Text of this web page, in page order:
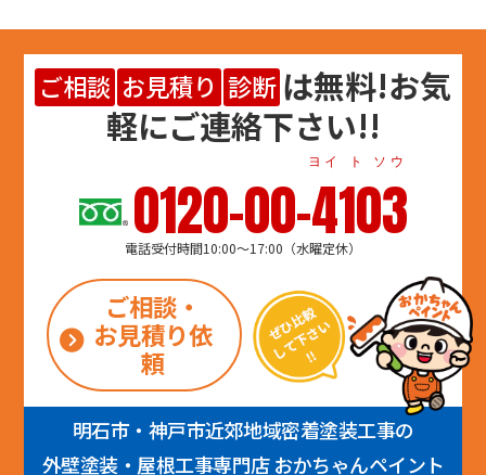
ご相談 お見積り 診断 は無料!お気
軽にご連絡下さい!!
0120-00-4103
ヨイ ト ソウ
電話受付時間10:00～17:00（水曜定休）
ご相談・
お見積り依
頼
明石市・神戸市近郊地域密着塗装工事の
外壁塗装・屋根工事専門店 おかちゃんペイント